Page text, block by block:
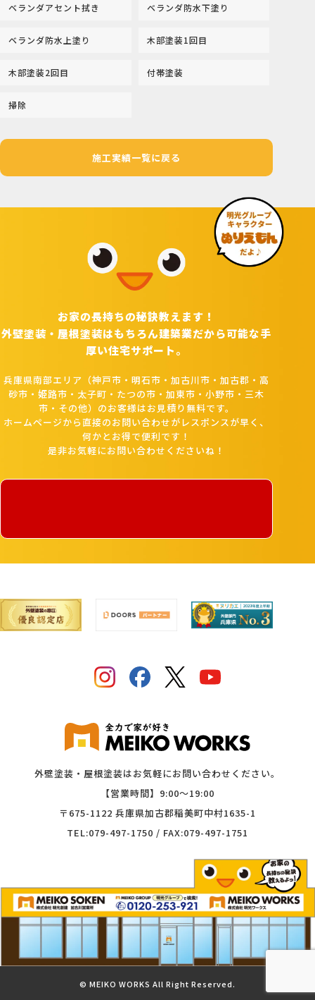
ベランダアセント拭き ベランダ防水下塗り
ベランダ防水上塗り 木部塗装1回目
木部塗装2回目 付帯塗装
掃除
施工実績一覧に戻る
お家の長持ちの秘訣教えます！
外壁塗装・屋根塗装はもちろん建築業だから可能な手
厚い住宅サポート。
兵庫県南部エリア（神戸市・明石市・加古川市・加古郡・高
砂市・姫路市・太子町・たつの市・加東市・小野市・三木
市・その他）のお客様はお見積り無料です。
ホームページから直接のお問い合わせがレスポンスが早く、
何かとお得で便利です！
是非お気軽にお問い合わせくださいね！
外壁塗装・屋根塗装はお気軽にお問い合わせください。
【営業時間】9:00〜19:00
〒675-1122 兵庫県加古郡稲美町中村1635-1
TEL:079-497-1750 / FAX:079-497-1751
©︎ MEIKO WORKS All Right Reserved.